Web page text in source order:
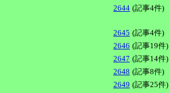
2644 (記事4件)
2645 (記事4件)
2646 (記事19件)
2647 (記事14件)
2648 (記事8件)
2649 (記事25件)